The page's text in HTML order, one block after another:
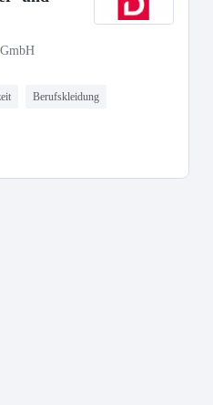
Berufskleidung